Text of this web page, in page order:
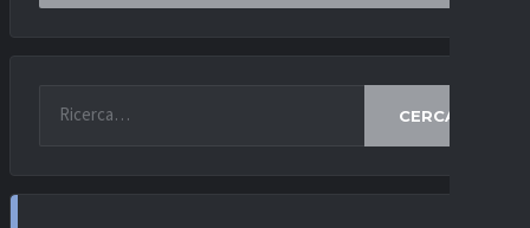
CERCA